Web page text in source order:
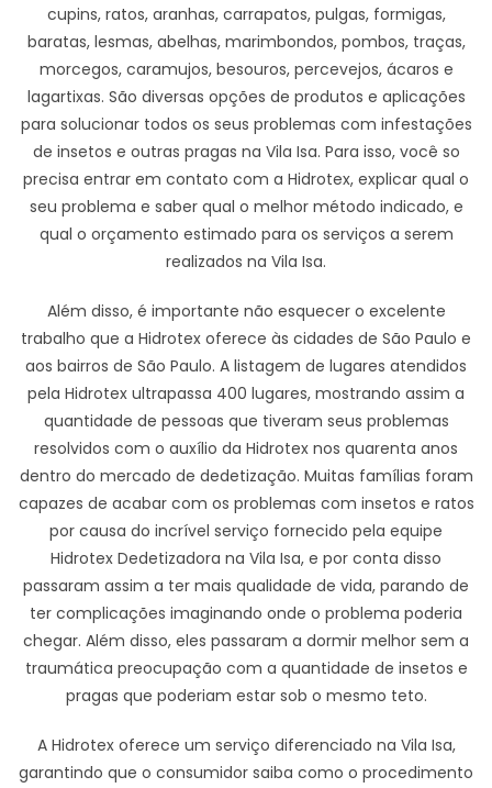
cupins, ratos, aranhas, carrapatos, pulgas, formigas,
baratas, lesmas, abelhas, marimbondos, pombos, traças,
morcegos, caramujos, besouros, percevejos, ácaros e
lagartixas. São diversas opções de produtos e aplicações
para solucionar todos os seus problemas com infestações
de insetos e outras pragas na Vila Isa. Para isso, você so
precisa entrar em contato com a Hidrotex, explicar qual o
seu problema e saber qual o melhor método indicado, e
qual o orçamento estimado para os serviços a serem
realizados na Vila Isa.
Além disso, é importante não esquecer o excelente
trabalho que a Hidrotex oferece às cidades de São Paulo e
aos bairros de São Paulo. A listagem de lugares atendidos
pela Hidrotex ultrapassa 400 lugares, mostrando assim a
quantidade de pessoas que tiveram seus problemas
resolvidos com o auxílio da Hidrotex nos quarenta anos
dentro do mercado de dedetização. Muitas famílias foram
capazes de acabar com os problemas com insetos e ratos
por causa do incrível serviço fornecido pela equipe
Hidrotex Dedetizadora na Vila Isa, e por conta disso
passaram assim a ter mais qualidade de vida, parando de
ter complicações imaginando onde o problema poderia
chegar. Além disso, eles passaram a dormir melhor sem a
traumática preocupação com a quantidade de insetos e
pragas que poderiam estar sob o mesmo teto.
A Hidrotex oferece um serviço diferenciado na Vila Isa,
garantindo que o consumidor saiba como o procedimento